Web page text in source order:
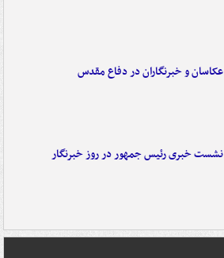
عکاسان و خبرنگاران در دفاع مقدس
نشست خبری رئیس جمهور در روز خبرنگار